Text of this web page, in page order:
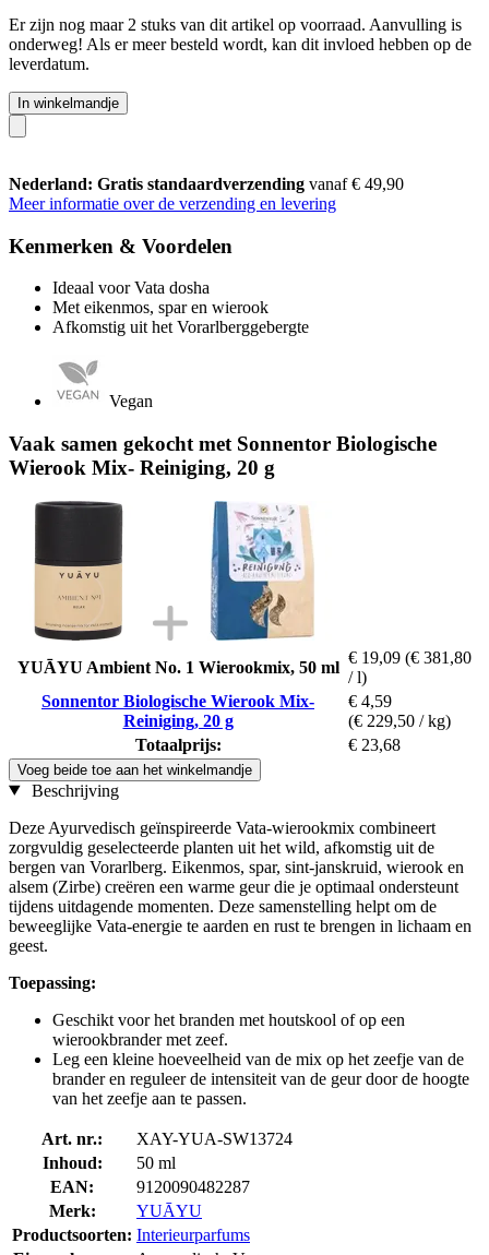
Er zijn nog maar 2 stuks van dit artikel op voorraad. Aanvulling is
onderweg! Als er meer besteld wordt, kan dit invloed hebben op de
leverdatum.
In winkelmandje
Nederland: Gratis standaardverzending vanaf € 49,90
Meer informatie over de verzending en levering
Kenmerken & Voordelen
Ideaal voor Vata dosha
Met eikenmos, spar en wierook
Afkomstig uit het Vorarlberggebergte
Vegan
Vaak samen gekocht met Sonnentor Biologische
Wierook Mix- Reiniging, 20 g
YUĀYU Ambient No. 1 Wierookmix, 50 ml
€ 19,09 (€ 381,80
/ l)
Sonnentor Biologische Wierook Mix-
Reiniging, 20 g
€ 4,59
(€ 229,50 / kg)
Totaalprijs:
€ 23,68
Voeg beide toe aan het winkelmandje
Beschrijving
Deze Ayurvedisch geïnspireerde Vata-wierookmix combineert
zorgvuldig geselecteerde planten uit het wild, afkomstig uit de
bergen van Vorarlberg. Eikenmos, spar, sint-janskruid, wierook en
alsem (Zirbe) creëren een warme geur die je optimaal ondersteunt
tijdens uitdagende momenten. Deze samenstelling helpt om de
beweeglijke Vata-energie te aarden en rust te brengen in lichaam en
geest.
Toepassing:
Geschikt voor het branden met houtskool of op een
wierookbrander met zeef.
Leg een kleine hoeveelheid van de mix op het zeefje van de
brander en reguleer de intensiteit van de geur door de hoogte
van het zeefje aan te passen.
Art. nr.:
XAY-YUA-SW13724
Inhoud:
50 ml
EAN:
9120090482287
Merk:
YUĀYU
Productsoorten: Interieurparfums